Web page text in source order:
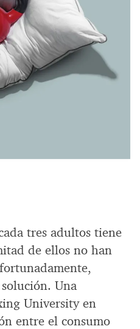
tres adultos tiene
de ellos no han
Una
University en
entre el consumo